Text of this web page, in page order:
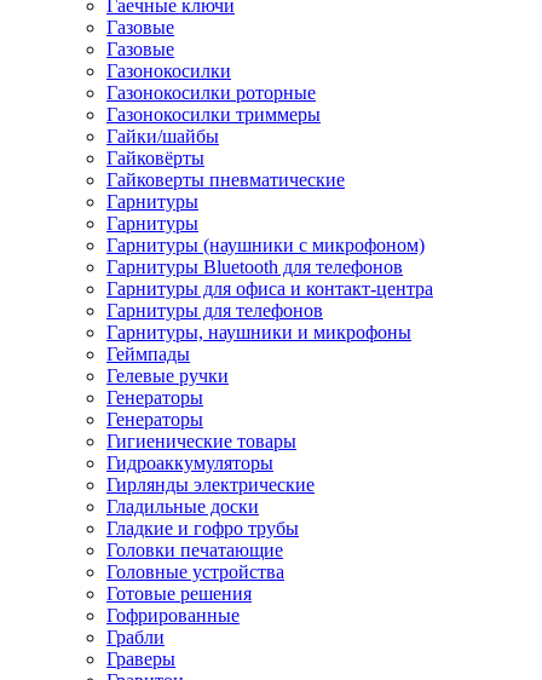
Гаечные ключи
Газовые
Газовые
Газонокосилки
Газонокосилки роторные
Газонокосилки триммеры
Гайки/шайбы
Гайковёрты
Гайковерты пневматические
Гарнитуры
Гарнитуры
Гарнитуры (наушники с микрофоном)
Гарнитуры Bluetooth для телефонов
Гарнитуры для офиса и контакт-центра
Гарнитуры для телефонов
Гарнитуры, наушники и микрофоны
Геймпады
Гелевые ручки
Генераторы
Генераторы
Гигиенические товары
Гидроаккумуляторы
Гирлянды электрические
Гладильные доски
Гладкие и гофро трубы
Головки печатающие
Головные устройства
Готовые решения
Гофрированные
Грабли
Граверы